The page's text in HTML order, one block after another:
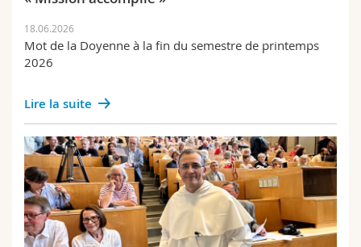
18.06.2026
Mot de la Doyenne à la fin du semestre de printemps
2026
Lire la suite